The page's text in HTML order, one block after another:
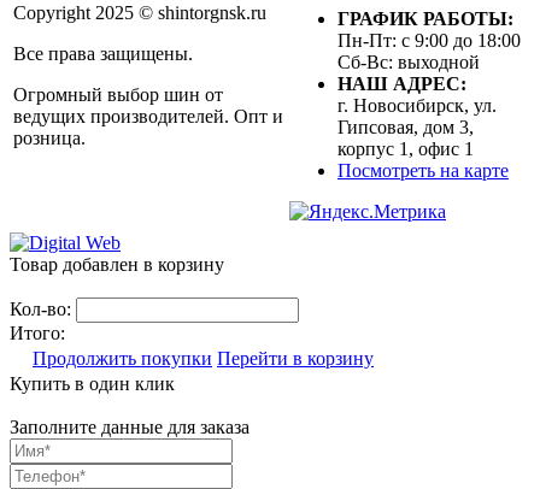
Copyright 2025 © shintorgnsk.ru
Все права защищены.
Огромный выбор шин от
ведущих производителей. Опт и
розница.
ГРАФИК РАБОТЫ:
Пн-Пт: с 9:00 до 18:00
Сб-Вс: выходной
НАШ АДРЕС:
г. Новосибирск, ул.
Гипсовая, дом 3,
корпус 1, офис 1
Посмотреть на карте
Товар добавлен в корзину
Кол-во:
Итого:
Продолжить покупки Перейти в корзину
Купить в один клик
Заполните данные для заказа